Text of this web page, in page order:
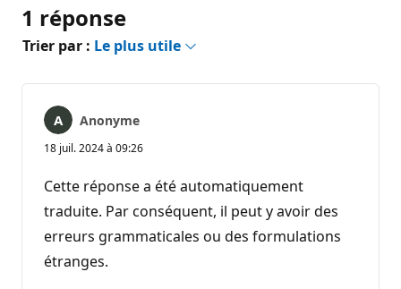
1 réponse
Trier par : Le plus utile
Anonyme
18 juil. 2024 à 09:26
Cette réponse a été automatiquement
traduite. Par conséquent, il peut y avoir des
erreurs grammaticales ou des formulations
étranges.